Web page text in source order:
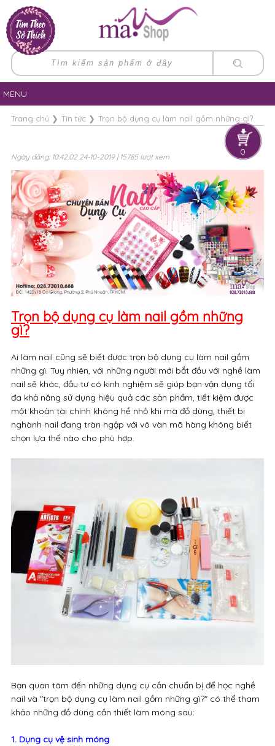
0
MENU
Trang chủ❯ Tin tức❯ Trọn bộ dụng cụ làm nail gồm những gì?
Ngày đăng: 10:42:02 24-10-2019 | 15785 lượt xem
Trọn bộ dụng cụ làm nail gồm những
gì?
Ai làm nail cũng sẽ biết được trọn bộ dụng cụ làm nail gồm
những gì. Tuy nhiên, với những người mới bắt đầu với nghề làm
nail sẽ khác, đầu tư có kinh nghiệm sẽ giúp bạn vận dụng tối
đa khả năng sử dụng hiệu quả các sản phẩm, tiết kiệm được
một khoản tài chính không hề nhỏ khi mà đồ dùng, thiết bị
nghành nail đang tràn ngập với vô vàn mã hàng không biết
chọn lựa thế nào cho phù hợp.
Bạn quan tâm đến những dụng cụ cần chuẩn bị để học nghề
nail và "trọn bộ dụng cụ làm nail gồm những gì?" có thể tham
khảo những đồ dùng cần thiết làm móng sau:
1. Dụng cụ vệ sinh móng